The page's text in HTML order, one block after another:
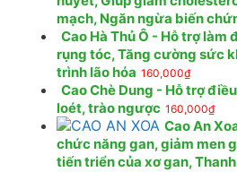
mạch, Ngăn ngừa biến
Cao Hà Thủ Ô - Hỗ trợ
rụng tóc, Tăng cường sức
trình lão hóa 160,000₫
Cao Chè Dung - Hỗ trợ
loét, trào ngược 160,000₫
Cao An
chức năng gan, giảm men
tiến triển của xơ gan,